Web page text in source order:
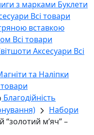
з марками Буклети
Всі товари
вставкою
Всі товари
Аксесуари Всі
та Наліпки
товари
Благодійність
Набори
м’яч” –